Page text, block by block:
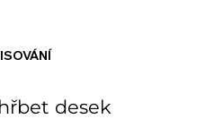
desek